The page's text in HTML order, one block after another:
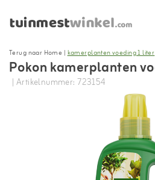
Terug naar Home |kamerplanten voeding 1 liter
Pokon kamerplanten
| Artikelnummer: 723154